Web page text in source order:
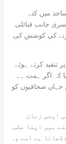
میں کتے
جانب قبائلی
کرنے کی کوشش کی
تنقید کرتے ہوئے
کہ اگر ہمت ہے
جہاں صحافیوں کو
اپنی زبان
میں اپنا عکس
ہے اسے وہ